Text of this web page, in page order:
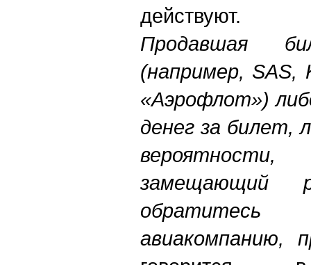
действуют.
Продавшая
(например, SAS,
«Аэрофлот»)
денег за билет,
замещающий
авиакомпанию,